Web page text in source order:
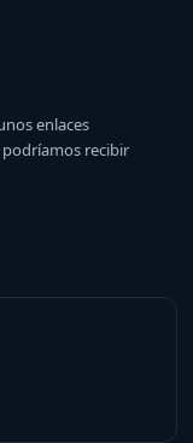
enlaces
podríamos recibir